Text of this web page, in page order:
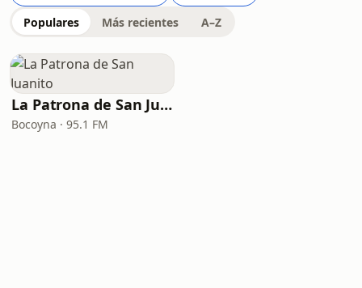
Populares Más recientes A–Z
La Patrona de San Juanito
Bocoyna · 95.1 FM